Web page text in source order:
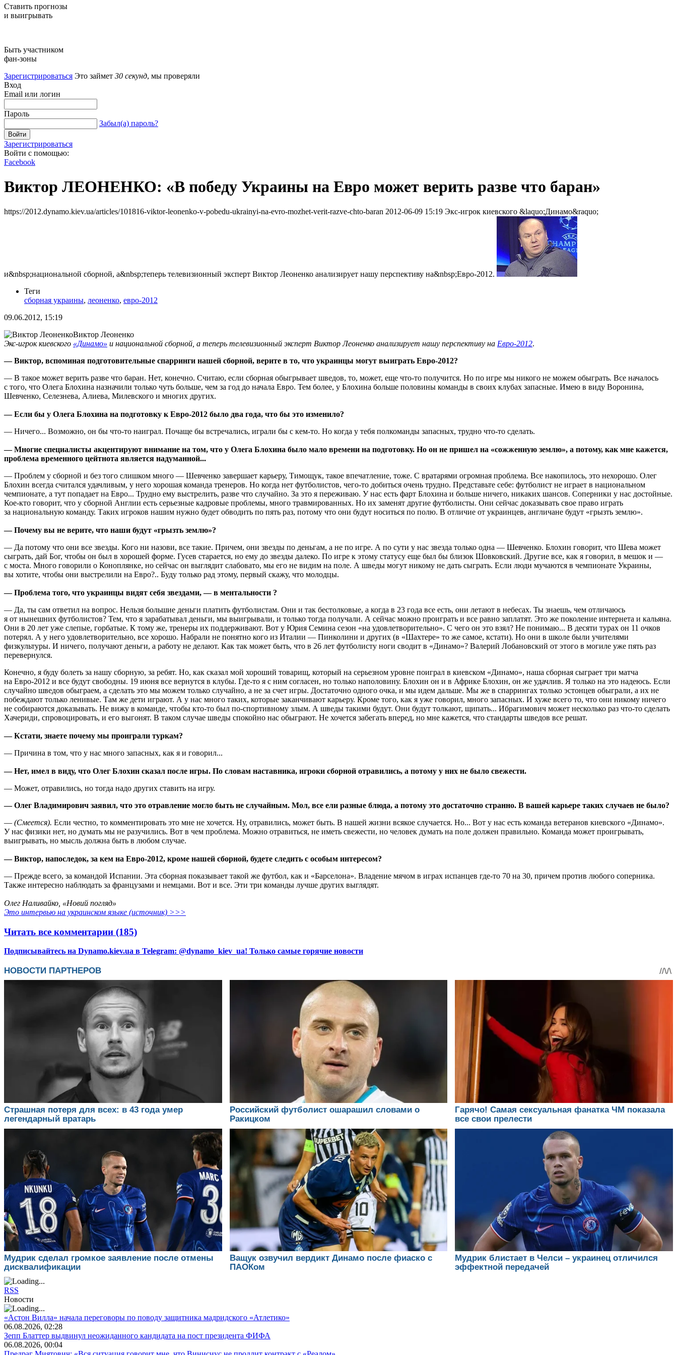
Ставить прогнозы
и выигрывать
Быть участником
фан-зоны
Зарегистрироваться Это займет 30 секунд, мы проверяли
Вход
Email или логин
Пароль
Забыл(а) пароль?
Зарегистрироваться
Войти с помощью:
Facebook
Виктор ЛЕОНЕНКО: «В победу Украины на Евро может верить разве что баран»
https://2012.dynamo.kiev.ua/articles/101816-viktor-leonenko-v-pobedu-ukrainyi-na-evro-mozhet-verit-razve-chto-baran 2012-06-09 15:19 Экс-игрок киевского &laquo;Динамо&raquo;
и&nbsp;национальной сборной, а&nbsp;теперь телевизионный эксперт Виктор Леоненко анализирует нашу перспективу на&nbsp;Евро-2012.
Теги
сборная украины, леоненко, евро-2012
09.06.2012, 15:19
Виктор Леоненко
Экс-игрок киевского «Динамо» и национальной сборной, а теперь телевизионный эксперт Виктор Леоненко анализирует нашу перспективу на Евро-2012.
— Виктор, вспоминая подготовительные спарринги нашей сборной, верите в то, что украинцы могут выиграть Евро-2012?
— В такое может верить разве что баран. Нет, конечно. Считаю, если сборная обыгрывает шведов, то, может, еще что-то получится. Но по игре мы никого не можем обыграть. Все началось
с того, что Олега Блохина назначили только чуть больше, чем за год до начала Евро. Тем более, у Блохина больше половины команды в своих клубах запасные. Имею в виду Воронина,
Шевченко, Селезнева, Алиева, Милевского и многих других.
— Если бы у Олега Блохина на подготовку к Евро-2012 было два года, что бы это изменило?
— Ничего... Возможно, он бы что-то наиграл. Почаще бы встречались, играли бы с кем-то. Но когда у тебя полкоманды запасных, трудно что-то сделать.
— Многие специалисты акцентируют внимание на том, что у Олега Блохина было мало времени на подготовку. Но он не пришел на «сожженную землю», а потому, как мне кажется,
проблема временного цейтнота является надуманной...
— Проблем у сборной и без того слишком много — Шевченко завершает карьеру, Тимощук, такое впечатление, тоже. С вратарями огромная проблема. Все накопилось, это нехорошо. Олег
Блохин всегда считался удачливым, у него хорошая команда тренеров. Но когда нет футболистов, чего-то добиться очень трудно. Представьте себе: футболист не играет в национальном
чемпионате, а тут попадает на Евро... Трудно ему выстрелить, разве что случайно. За это я переживаю. У нас есть фарт Блохина и больше ничего, никаких шансов. Соперники у нас достойные.
Кое-кто говорит, что у сборной Англии есть серьезные кадровые проблемы, много травмированных. Но их заменят другие футболисты. Они сейчас доказывать свое право играть
за национальную команду. Таких игроков нашим нужно будет обводить по пять раз, потому что они будут носиться по полю. В отличие от украинцев, англичане будут «грызть землю».
— Почему вы не верите, что наши будут «грызть землю»?
— Да потому что они все звезды. Кого ни назови, все такие. Причем, они звезды по деньгам, а не по игре. А по сути у нас звезда только одна — Шевченко. Блохин говорит, что Шева может
сыграть, дай Бог, чтобы он был в хорошей форме. Гусев старается, но ему до звезды далеко. По игре к этому статусу еще был бы близок Шовковский. Другие все, как я говорил, в мешок и —
с моста. Много говорили о Коноплянке, но сейчас он выглядит слабовато, мы его не видим на поле. А шведы могут никому не дать сыграть. Если люди мучаются в чемпионате Украины,
вы хотите, чтобы они выстрелили на Евро?.. Буду только рад этому, первый скажу, что молодцы.
— Проблема того, что украинцы видят себя звездами, —в ментальности ?
— Да, ты сам ответил на вопрос. Нельзя большие деньги платить футболистам. Они и так бестолковые, а когда в 23 года все есть, они летают в небесах. Ты знаешь, чем отличаюсь
я от нынешних футболистов? Тем, что я зарабатывал деньги, мы выигрывали, и только тогда получали. А сейчас можно проиграть и все равно заплатят. Это же поколение интернета и кальяна.
Они в 20 лет уже слепые, горбатые. К тому же, тренеры их поддерживают. Вот у Юрия Семина сезон «на удовлетворительно». С чего он это взял? Не понимаю... В десяти турах он 11 очков
потерял. А у него удовлетворительно, все хорошо. Набрали не понятно кого из Италии — Пинколини и других (в «Шахтере» то же самое, кстати). Но они в школе были учителями
физкультуры. И ничего, получают деньги, а работу не делают. Как так может быть, что в 26 лет футболисту ноги сводит в «Динамо»? Валерий Лобановский от этого в могиле уже пять раз
перевернулся.
Конечно, я буду болеть за нашу сборную, за ребят. Но, как сказал мой хороший товарищ, который на серьезном уровне поиграл в киевском «Динамо», наша сборная сыграет три матча
на Евро-2012 и все будут свободны. 19 июня все вернутся в клубы. Где-то я с ним согласен, но только наполовину. Блохин он и в Африке Блохин, он же удачлив. Я только на это надеюсь. Если
случайно шведов обыграем, а сделать это мы можем только случайно, а не за счет игры. Достаточно одного очка, и мы идем дальше. Мы же в спаррингах только эстонцев обыграли, а их не
побеждают только ленивые. Там же дети играют. А у нас много таких, которые заканчивают карьеру. Кроме того, как я уже говорил, много запасных. И хуже всего то, что они никому ничего
не собираются доказывать. Не вижу в команде, чтобы кто-то был по-спортивному злым. А шведы такими будут. Они будут толкают, щипать... Ибрагимович может несколько раз что-то сделать
Хачериди, спровоцировать, и его выгонят. В таком случае шведы спокойно нас обыграют. Не хочется забегать вперед, но мне кажется, что стандарты шведов все решат.
— Кстати, знаете почему мы проиграли туркам?
— Причина в том, что у нас много запасных, как я и говорил...
— Нет, имел в виду, что Олег Блохин сказал после игры. По словам наставника, игроки сборной отравились, а потому у них не было свежести.
— Может, отравились, но тогда надо других ставить на игру.
— Олег Владимирович заявил, что это отравление могло быть не случайным. Мол, все ели разные блюда, а потому это достаточно странно. В вашей карьере таких случаев не было?
— (Смеется). Если честно, то комментировать это мне не хочется. Ну, отравились, может быть. В нашей жизни всякое случается. Но... Вот у нас есть команда ветеранов киевского «Динамо».
У нас физики нет, но думать мы не разучились. Вот в чем проблема. Можно отравиться, не иметь свежести, но человек думать на поле должен правильно. Команда может проигрывать,
выигрывать, но мысль должна быть в любом случае.
— Виктор, напоследок, за кем на Евро-2012, кроме нашей сборной, будете следить с особым интересом?
— Прежде всего, за командой Испании. Эта сборная показывает такой же футбол, как и «Барселона». Владение мячом в играх испанцев где-то 70 на 30, причем против любого соперника.
Также интересно наблюдать за французами и немцами. Вот и все. Эти три команды лучше других выглядят.
Олег Наливайко , «Новий погляд»
Это интервью на украинском языке (источник) >>>
Читать все комментарии (185)
Подписывайтесь на Dynamo.kiev.ua в Telegram: @dynamo_kiev_ua! Только самые горячие новости
RSS
Новости
«Астон Вилла» начала переговоры по поводу защитника мадридского «Атлетико»
06.08.2026, 02:28
Зепп Блаттер выдвинул неожиданного кандидата на пост президента ФИФА
06.08.2026, 00:04